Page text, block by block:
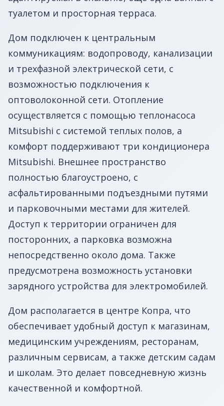
туалетом и просторная терраса.
Дом подключен к центральным
коммуникациям: водопроводу, канализации
и трехфазной электрической сети, с
возможностью подключения к
оптоволоконной сети. Отопление
осуществляется с помощью теплонасоса
Mitsubishi с системой теплых полов, а
комфорт поддерживают три кондиционера
Mitsubishi. Внешнее пространство
полностью благоустроено, с
асфальтированными подъездными путями
и парковочными местами для жителей.
Доступ к территории ограничен для
посторонних, а парковка возможна
непосредственно около дома. Также
предусмотрена возможность установки
зарядного устройства для электромобилей.
Дом располагается в центре Копра, что
обеспечивает удобный доступ к магазинам,
медицинским учреждениям, ресторанам,
различным сервисам, а также детским садам
и школам. Это делает повседневную жизнь
качественной и комфортной.